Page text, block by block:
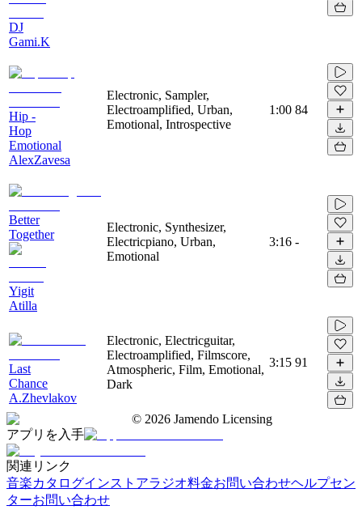
DJ
Gami.K
Hip -
Hop
Emotional
AlexZavesa
Electronic, Sampler,
Electroamplified, Urban,
Emotional, Introspective
1:00 84
Better
Together
Yigit
Atilla
Electronic, Synthesizer,
Electricpiano, Urban,
Emotional
3:16 -
Last
Chance
A.Zhevlakov
Electronic, Electricguitar,
Electroamplified, Filmscore,
Atmospheric, Film, Emotional,
Dark
3:15 91
© 2026 Jamendo Licensing
アプリを入手
関連リンク
音楽カタログインストアラジオ料金お問い合わせヘルプセン
ターお問い合わせ